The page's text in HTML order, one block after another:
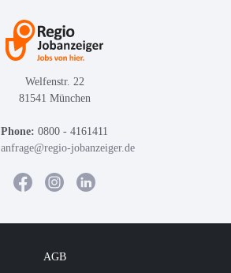
Welfenstr. 22
81541 München
Phone: 0800 - 4161411
anfrage@regio-jobanzeiger.de
AGB